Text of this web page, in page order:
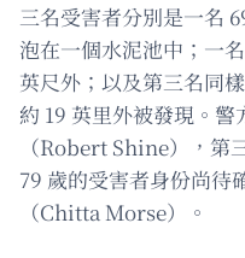
三名受害者分別是一名
泡在一個水泥池中；一
英尺外；以及第三名同
約 19 英里外被發現。
（Robert Shine），第
79 歲的受害者身份尚待
（Chitta Morse）。